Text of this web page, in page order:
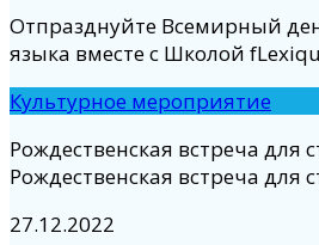
Отпразднуйте Всемирный
языка вместе с Школой
Культурное мероприятие
Рождественская встреча для
Рождественская встреча для
27.12.2022